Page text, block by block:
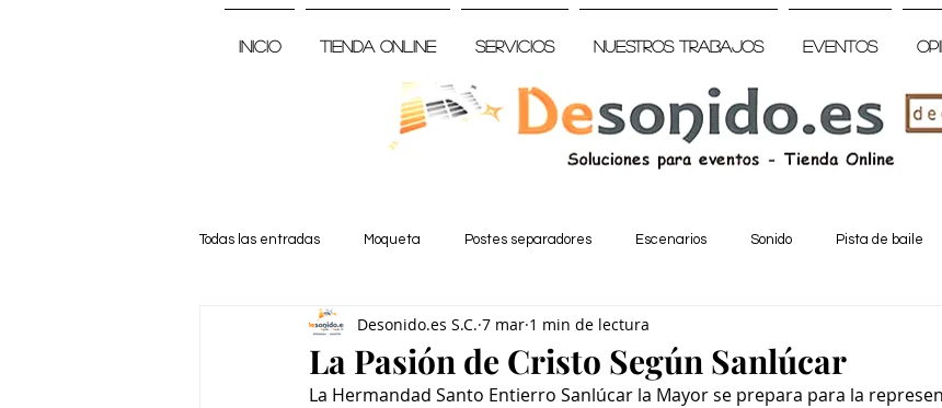
Inicio Tienda Online Servicios Nuestros trabajos Eventos
Todas las entradas Moqueta Postes separadores Escenarios Sonido Pista de baile
La Pasión de Cristo Según Sanlúcar
Desonido.es S.C. 7 mar 1 min de lectura
La Hermandad Santo Entierro Sanlúcar la Mayor se prepara para la